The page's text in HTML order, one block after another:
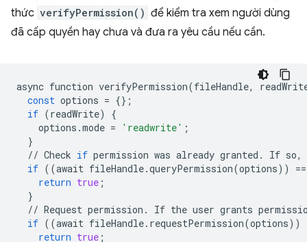
thức verifyPermission() để kiểm tra xem người dùng
đã cấp quyền hay chưa và đưa ra yêu cầu nếu cần.
async function verifyPermission(fileHandle,
const options = {};
if (readWrite)
{
options .mode = 'readwrite' ;
}
// Check if permission was already granted . If so,
if ((await fileHandle.queryPermission(options))
return true ;
}
// Request permission . If the user grants
if ((await fileHandle. requestPermission(options))
return true ;